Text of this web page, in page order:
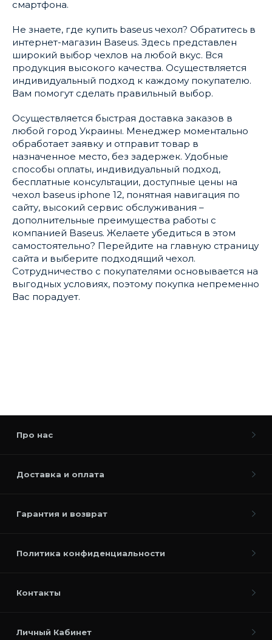
смартфона.
Не знаете, где купить baseus чехол? Обратитесь в
интернет-магазин Baseus. Здесь представлен
широкий выбор чехлов на любой вкус. Вся
продукция высокого качества. Осуществляется
индивидуальный подход к каждому покупателю.
Вам помогут сделать правильный выбор.
Осуществляется быстрая доставка заказов в
любой город Украины. Менеджер моментально
обработает заявку и отправит товар в
назначенное место, без задержек. Удобные
способы оплаты, индивидуальный подход,
бесплатные консультации, доступные цены на
чехол baseus iphone 12, понятная навигация по
сайту, высокий сервис обслуживания –
дополнительные преимущества работы с
компанией Baseus. Желаете убедиться в этом
самостоятельно? Перейдите на главную страницу
сайта и выберите подходящий чехол.
Сотрудничество с покупателями основывается на
выгодных условиях, поэтому покупка непременно
Вас порадует.
Про нас
Доставка и оплата
Гарантия и возврат
Политика конфиденциальности
Контакты
Личный Кабинет